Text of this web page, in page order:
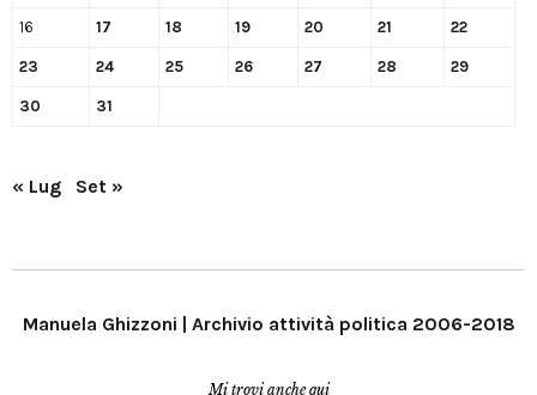
16 17 18 19 20 21 22
23 24 25 26 27 28 29
30 31
« Lug Set »
Manuela Ghizzoni | Archivio attività politica 2006-2018
Mi trovi anche qui